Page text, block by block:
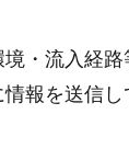
・流入経
報を送信し